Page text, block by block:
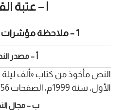
1 – ملاحظة مؤشرات النص الخارجية
أ – مصدر
النص مأخوذ من كتاب «ألف ليلة
الأول، سنة 1999م، الصفحات 356 – 358 (بتصرف).
ب – مجال